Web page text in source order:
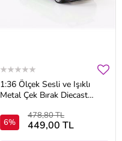
1:36 Ölçek Sesli ve Işıklı
Metal Çek Bırak Diecast
6%
478,80 TL
449,00 TL